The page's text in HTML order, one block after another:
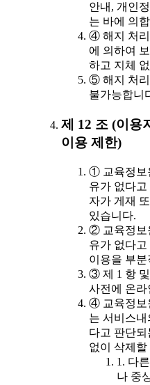
안내, 개인
는 바에 의
④ 해지 처리
에 의하여
하고 지체
⑤ 해지 처리
불가능합니
제 12 조 (이용
이용 제한)
① 교육정보
유가 없다
자가 게재
있습니다.
② 교육정보
유가 없다
이용을 부
③ 제 1 항
사전에 온
④ 교육정보
는 서비스
다고 판단되
없이 삭제
1. 다
나 중